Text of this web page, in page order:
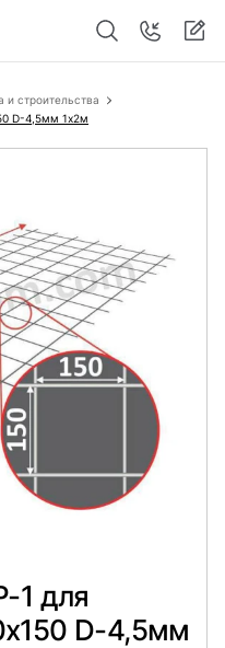
и строительства
D-4,5мм 1х2м
1 для
D-4,5мм